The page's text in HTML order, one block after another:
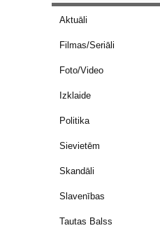
Aktuāli
Filmas/Seriāli
Foto/Video
Izklaide
Politika
Sievietēm
Skandāli
Slavenības
Tautas Balss